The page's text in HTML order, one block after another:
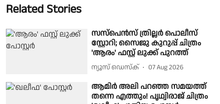
Related Stories
സസ്‌പെൻസ് ത്രില്ലർ പൊലീസ്
സ്റ്റോറി; സൈജു കുറുപ്പ് ചിത്രം
'ആരം' ഫസ്റ്റ് ലുക്ക് പുറത്ത്
ന്യൂസ് ഡെസ്ക് 07 Aug 2026
ആമിർ അലി പറഞ്ഞ സമയത്ത്
തന്നെ എത്തും! പൃഥ്വിരാജ് ചിത്രം